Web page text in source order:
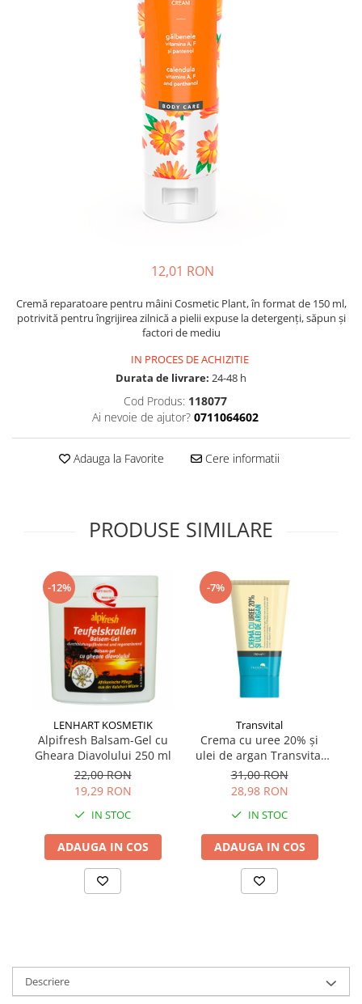
Probiotice si prebiotice
Slabire si control greutate
Supliment Magneziu
Supliment Vitamina B
Supliment Vitamina D3
Supliment Vitamina E
Supliment Zinc
Tincturi si Gemoderivate
Balsam masca si tratament
Produse cu SPF Pentru Fata
12,01 RON
Cremă reparatoare pentru mâini Cosmetic Plant, în format de 150 ml,
potrivită pentru îngrijirea zilnică a pielii expuse la detergenți, săpun și
factori de mediu
IN PROCES DE ACHIZITIE
Durata de livrare: 24-48 h
Cod Produs: 118077
Ai nevoie de ajutor? 0711064602
Adauga la Favorite Cere informatii
PRODUSE SIMILARE
-12%
LENHART KOSMETIK
Alpifresh Balsam-Gel cu
Gheara Diavolului 250 ml
22,00 RON
19,29 RON
IN STOC
ADAUGA IN COS
-7%
Transvital
Crema cu uree 20% și
ulei de argan Transvital
150 ml
31,00 RON
28,98 RON
IN STOC
ADAUGA IN COS
Descriere